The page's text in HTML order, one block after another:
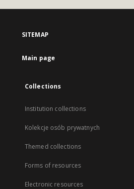
SITEMAP
Main page
Collections
Institution collections
Kolekcje osób prywatnych
Themed collections
Forms of resources
Electronic resources